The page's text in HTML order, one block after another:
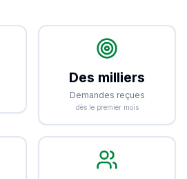
Des milliers
Demandes reçues
dès le premier mois